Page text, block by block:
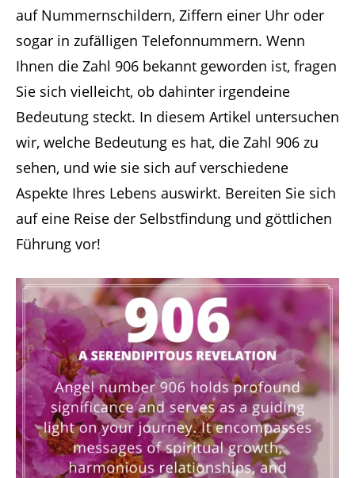
auf Nummernschildern, Ziffern einer Uhr oder
sogar in zufälligen Telefonnummern. Wenn
Ihnen die Zahl 906 bekannt geworden ist, fragen
Sie sich vielleicht, ob dahinter irgendeine
Bedeutung steckt. In diesem Artikel untersuchen
wir, welche Bedeutung es hat, die Zahl 906 zu
sehen, und wie sie sich auf verschiedene
Aspekte Ihres Lebens auswirkt. Bereiten Sie sich
auf eine Reise der Selbstfindung und göttlichen
Führung vor!